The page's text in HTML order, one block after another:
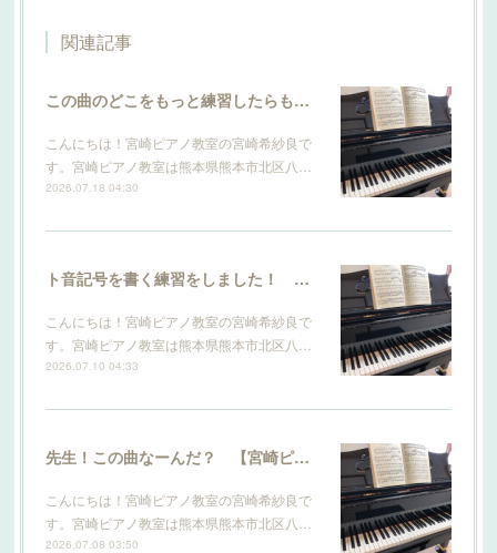
関連記事
この曲のどこをもっと練習したらもっと上手になりますか？ 【宮崎ピアノ教室】
こんにちは！宮崎ピアノ教室の宮崎希紗良で
す。宮崎ピアノ教室は熊本県熊本市北区八…
2026.07.18 04:30
ト音記号を書く練習をしました！ 【宮崎ピアノ教室】
こんにちは！宮崎ピアノ教室の宮崎希紗良で
す。宮崎ピアノ教室は熊本県熊本市北区八…
2026.07.10 04:33
先生！この曲なーんだ？ 【宮崎ピアノ教室】
こんにちは！宮崎ピアノ教室の宮崎希紗良で
す。宮崎ピアノ教室は熊本県熊本市北区八…
2026.07.08 03:50